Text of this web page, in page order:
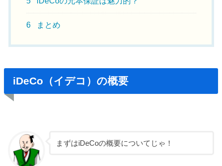
6 まとめ
iDeCo（イデコ）の概要
まずはiDeCoの概要についてじゃ！